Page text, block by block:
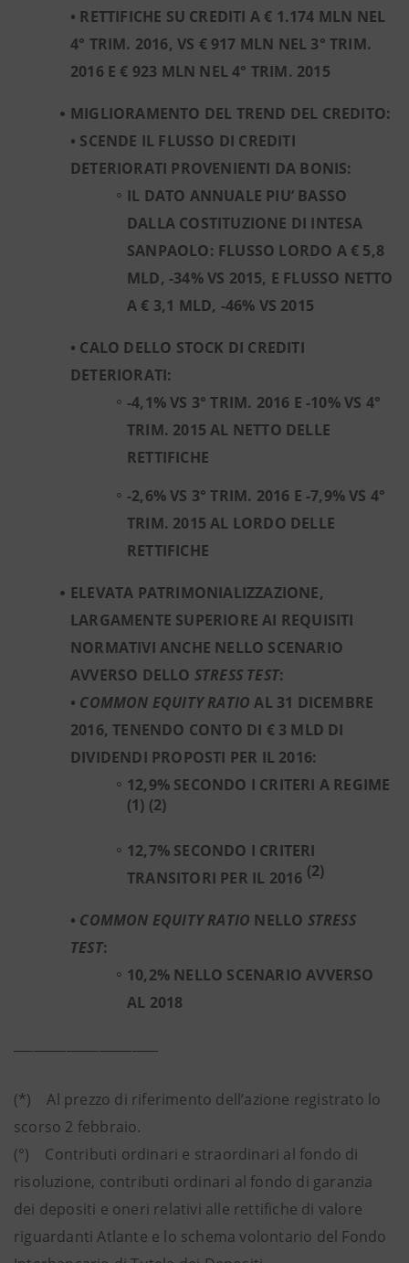
• RETTIFICHE SU CREDITI A € 1.174 MLN NEL
4° TRIM. 2016, VS € 917 MLN NEL 3° TRIM.
2016 E € 923 MLN NEL 4° TRIM. 2015
MIGLIORAMENTO DEL TREND DEL CREDITO:
• SCENDE IL FLUSSO DI CREDITI
DETERIORATI PROVENIENTI DA BONIS:
IL DATO ANNUALE PIU’ BASSO
DALLA COSTITUZIONE DI INTESA
SANPAOLO: FLUSSO LORDO A € 5,8
MLD, -34% VS 2015, E FLUSSO NETTO
A € 3,1 MLD, -46% VS 2015
• CALO DELLO STOCK DI CREDITI
DETERIORATI:
-4,1% VS 3° TRIM. 2016 E -10% VS 4°
TRIM. 2015 AL NETTO DELLE
RETTIFICHE
-2,6% VS 3° TRIM. 2016 E -7,9% VS 4°
TRIM. 2015 AL LORDO DELLE
RETTIFICHE
ELEVATA PATRIMONIALIZZAZIONE,
LARGAMENTE SUPERIORE AI REQUISITI
NORMATIVI ANCHE NELLO SCENARIO
AVVERSO DELLO STRESS TEST:
• COMMON EQUITY RATIO AL 31 DICEMBRE
2016, TENENDO CONTO DI € 3 MLD DI
DIVIDENDI PROPOSTI PER IL 2016:
12,9% SECONDO I CRITERI A REGIME
(1) (2)
12,7% SECONDO I CRITERI
TRANSITORI PER IL 2016 (2)
• COMMON EQUITY RATIO NELLO STRESS
TEST:
10,2% NELLO SCENARIO AVVERSO
AL 2018
(*) Al prezzo di riferimento dell’azione registrato lo
scorso 2 febbraio.
(°) Contributi ordinari e straordinari al fondo di
risoluzione, contributi ordinari al fondo di garanzia
dei depositi e oneri relativi alle rettifiche di valore
riguardanti Atlante e lo schema volontario del Fondo